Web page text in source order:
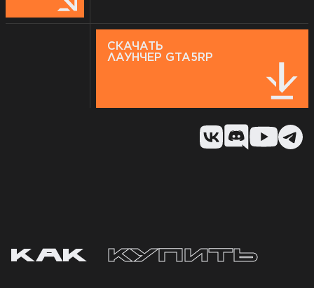
СКАЧАТЬ
ЛАУНЧЕР GTA5RP
КАККУПИТЬ